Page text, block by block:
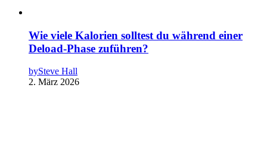
Wie viele Kalorien solltest du während einer
Deload-Phase zuführen?
bySteve Hall
2. März 2026